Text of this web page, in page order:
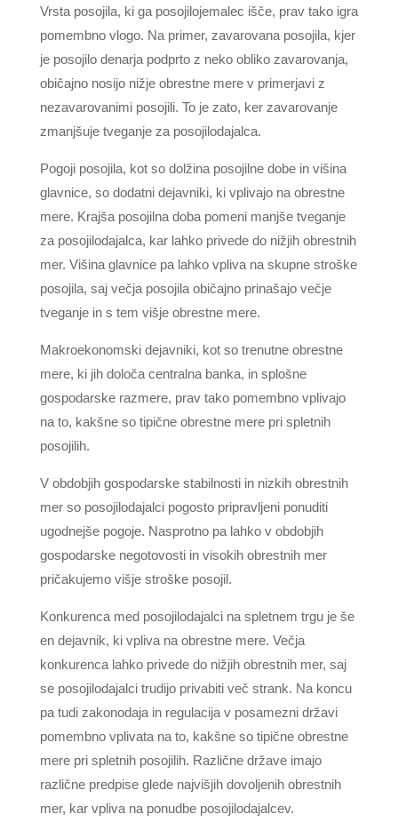
Vrsta posojila, ki ga posojilojemalec išče, prav tako igra
pomembno vlogo. Na primer, zavarovana posojila, kjer
je posojilo denarja podprto z neko obliko zavarovanja,
običajno nosijo nižje obrestne mere v primerjavi z
nezavarovanimi posojili. To je zato, ker zavarovanje
zmanjšuje tveganje za posojilodajalca.
Pogoji posojila, kot so dolžina posojilne dobe in višina
glavnice, so dodatni dejavniki, ki vplivajo na obrestne
mere. Krajša posojilna doba pomeni manjše tveganje
za posojilodajalca, kar lahko privede do nižjih obrestnih
mer. Višina glavnice pa lahko vpliva na skupne stroške
posojila, saj večja posojila običajno prinašajo večje
tveganje in s tem višje obrestne mere.
Makroekonomski dejavniki, kot so trenutne obrestne
mere, ki jih določa centralna banka, in splošne
gospodarske razmere, prav tako pomembno vplivajo
na to, kakšne so tipične obrestne mere pri spletnih
posojilih.
V obdobjih gospodarske stabilnosti in nizkih obrestnih
mer so posojilodajalci pogosto pripravljeni ponuditi
ugodnejše pogoje. Nasprotno pa lahko v obdobjih
gospodarske negotovosti in visokih obrestnih mer
pričakujemo višje stroške posojil.
Konkurenca med posojilodajalci na spletnem trgu je še
en dejavnik, ki vpliva na obrestne mere. Večja
konkurenca lahko privede do nižjih obrestnih mer, saj
se posojilodajalci trudijo privabiti več strank. Na koncu
pa tudi zakonodaja in regulacija v posamezni državi
pomembno vplivata na to, kakšne so tipične obrestne
mere pri spletnih posojilih. Različne države imajo
različne predpise glede najvišjih dovoljenih obrestnih
mer, kar vpliva na ponudbe posojilodajalcev.